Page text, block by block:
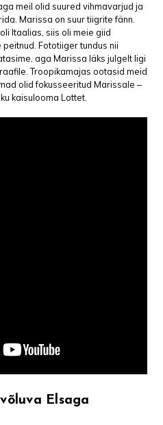
meil olid suured vihmavarjud ja
Marissa on suur tiigrite fänn.
Itaalias, siis oli meie giid
Fototiiger tundus nii
aga Marissa läks julgelt ligi
Troopikamajas ootasid meid
olid fokusseeritud Marissale ‒
kaisulooma Lottet.
Elsaga